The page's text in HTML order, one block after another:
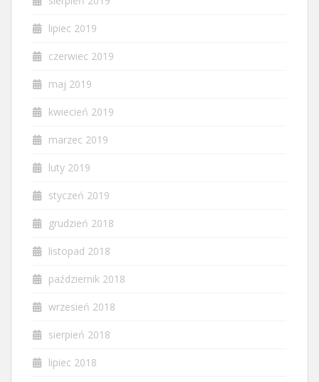
lipiec 2019
czerwiec 2019
maj 2019
kwiecień 2019
marzec 2019
luty 2019
styczeń 2019
grudzień 2018
listopad 2018
październik 2018
wrzesień 2018
sierpień 2018
lipiec 2018